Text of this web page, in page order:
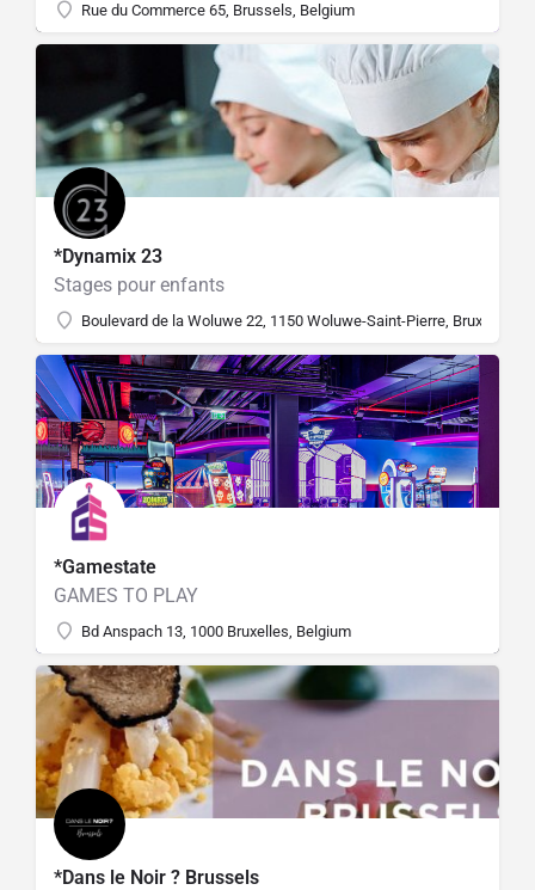
Rue du Commerce 65, Brussels, Belgium
*Dynamix 23
Stages pour enfants
Boulevard de la Woluwe 22, 1150 Woluwe-Saint-Pierre, Bruxelles,
*Gamestate
GAMES TO PLAY
Bd Anspach 13, 1000 Bruxelles, Belgium
*Dans le Noir ? Brussels